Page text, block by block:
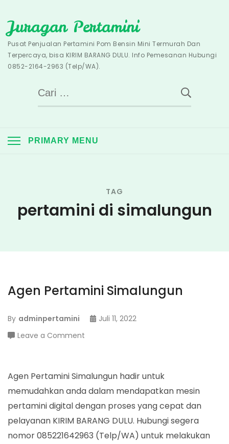
to
content
Juragan Pertamini
Pusat Penjualan Pertamini Pom Bensin Mini Termurah Dan
Terpercaya, bisa KIRIM BARANG DULU. Info Pemesanan Hubungi
0852-2164-2963 (Telp/WA).
Cari
untuk:
PRIMARY MENU
TAG
pertamini di simalungun
Agen Pertamini Simalungun
By adminpertamini
Juli 11, 2022
Leave a Comment
Simalungun
Agen Pertamini Simalungun hadir untuk
memudahkan anda dalam mendapatkan mesin
pertamini digital dengan proses yang cepat dan
pelayanan KIRIM BARANG DULU. Hubungi segera
nomor 085221642963 (Telp/WA) untuk melakukan